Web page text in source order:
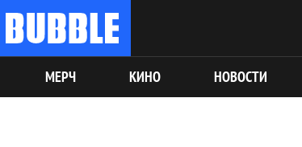
МЕРЧ КИНО НОВОСТИ